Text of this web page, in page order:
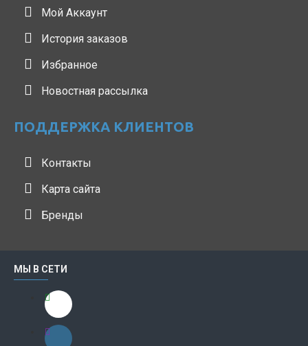
Мой Аккаунт
История заказов
Избранное
Новостная рассылка
ПОДДЕРЖКА КЛИЕНТОВ
Контакты
Карта сайта
Бренды
МЫ В СЕТИ